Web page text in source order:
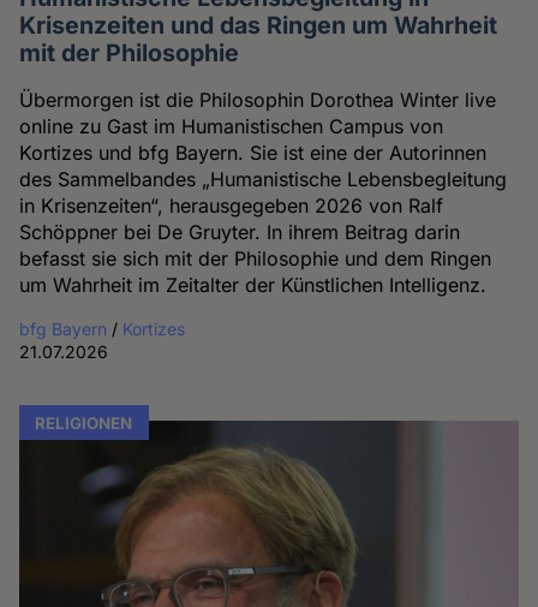
Krisenzeiten und das Ringen um Wahrheit
mit der Philosophie
Übermorgen ist die Philosophin Dorothea Winter live
online zu Gast im Humanistischen Campus von
Kortizes und bfg Bayern. Sie ist eine der Autorinnen
des Sammelbandes „Humanistische Lebensbegleitung
in Krisenzeiten“, herausgegeben 2026 von Ralf
Schöppner bei De Gruyter. In ihrem Beitrag darin
befasst sie sich mit der Philosophie und dem Ringen
um Wahrheit im Zeitalter der Künstlichen Intelligenz.
bfg Bayern / Kortizes
21.07.2026
RELIGIONEN